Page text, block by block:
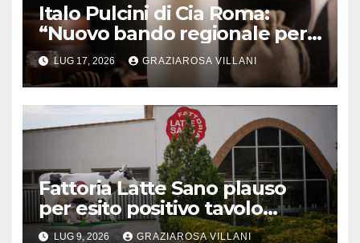
Italo Pulcini di Cia Roma:
“Nuovo bando regionale per
sostegno allevatori va nella
giusta direzione”
LUG 17, 2026 GRAZIAROSA VILLANI
Fattoria Latte Sano plauso
per esito positivo tavolo
regionale
LUG 9, 2026 GRAZIAROSA VILLANI